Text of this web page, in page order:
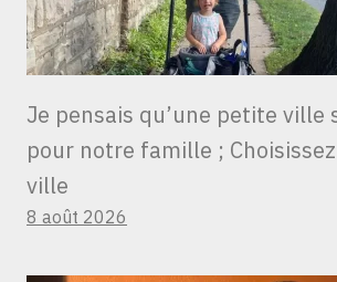
Je pensais qu’une petite ville
pour notre famille ;
ville
8 août 2026